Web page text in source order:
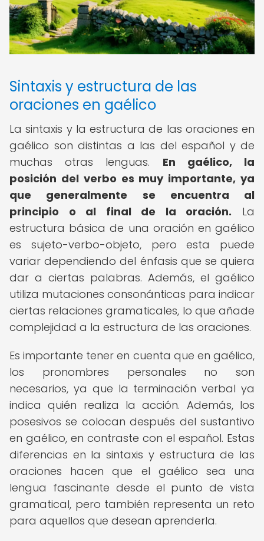
Sintaxis y estructura de las
oraciones en gaélico
La sintaxis y la estructura de las oraciones en
gaélico son distintas a las del español y de
muchas otras lenguas. En gaélico, la
posición del verbo es muy importante, ya
que generalmente se encuentra al
principio o al final de la oración. La
estructura básica de una oración en gaélico
es sujeto-verbo-objeto, pero esta puede
variar dependiendo del énfasis que se quiera
dar a ciertas palabras. Además, el gaélico
utiliza mutaciones consonánticas para indicar
ciertas relaciones gramaticales, lo que añade
complejidad a la estructura de las oraciones.
Es importante tener en cuenta que en gaélico,
los pronombres personales no son
necesarios, ya que la terminación verbal ya
indica quién realiza la acción. Además, los
posesivos se colocan después del sustantivo
en gaélico, en contraste con el español. Estas
diferencias en la sintaxis y estructura de las
oraciones hacen que el gaélico sea una
lengua fascinante desde el punto de vista
gramatical, pero también representa un reto
para aquellos que desean aprenderla.